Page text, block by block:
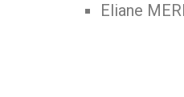
Eliane